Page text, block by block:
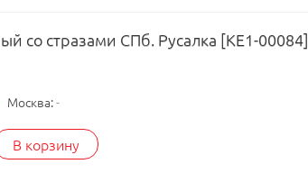
со стразами СПб. Русалка [КЕ1-00084]
Москва:-
В корзину